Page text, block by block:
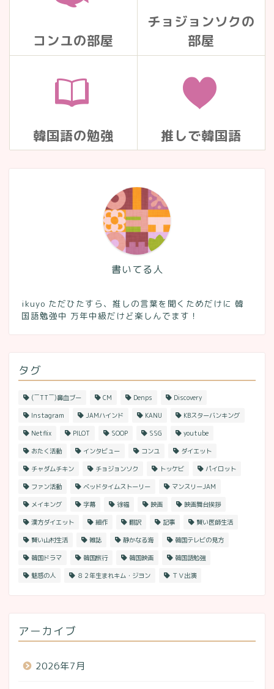
コンユの部屋
チョジョンソクの
部屋
韓国語の勉強 推しで韓国語
書いてる人
ikuyo ただひたすら、推しの言葉を聞くためだけに 韓
国語勉強中 万年中級だけど楽しんでます！
タグ
(￣TT￣)鼻血ブー CM Denps Discovery
Instagram JAMハインド KANU KBスターバンキング
Netflix PILOT SOOP SSG youtube
おたく活動 インタビュー コンユ ダイエット
チャダムチキン チョジョンソク トッケビ パイロット
ファン活動 ベッドタイムストーリー マンスリーJAM
メイキング 字幕 徐福 映画 映画舞台挨拶
漢方ダイエット 細作 翻訳 記事 賢い医師生活
賢い山村生活 雑誌 静かなる海 韓国テレビの見方
韓国ドラマ 韓国旅行 韓国映画 韓国語勉強
魅惑の人 ８２年生まれキム・ジヨン ＴＶ出演
アーカイブ
2026年7月